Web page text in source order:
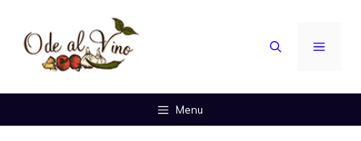
contenuto
MENU
Menu